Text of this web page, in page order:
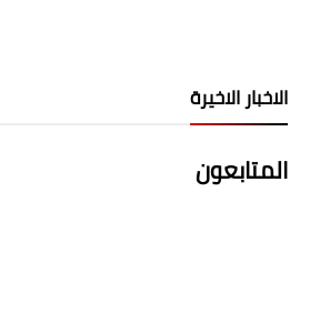
الاخبار الاخيرة
المتابعون